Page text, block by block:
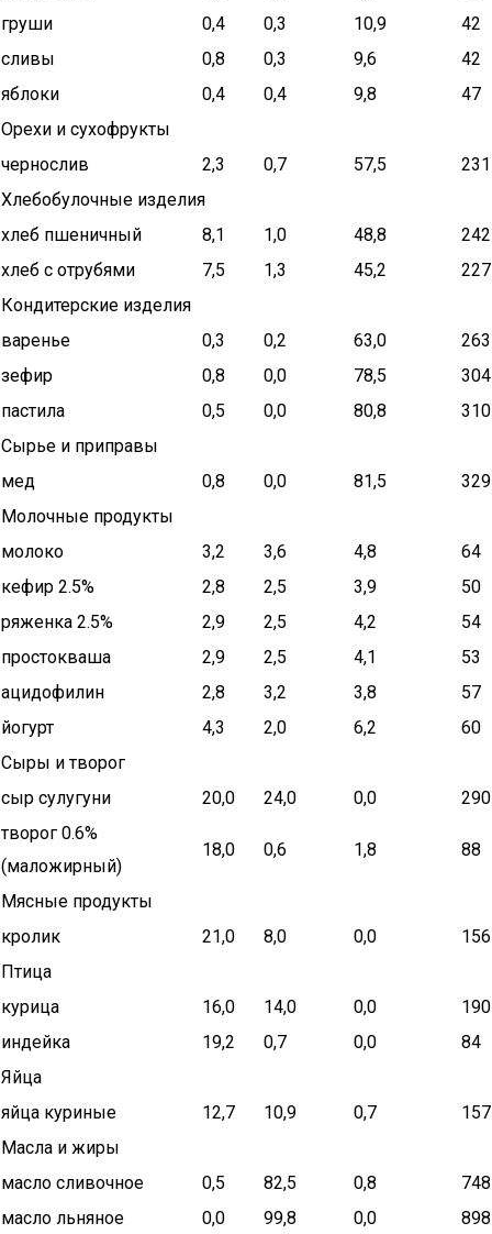
груши
0,4 0,3 10,9
42
сливы
0,8 0,3 9,6
42
яблоки
0,4 0,4 9,8
47
Орехи и сухофрукты
чернослив
2,3 0,7 57,5
231
Хлебобулочные изделия
хлеб пшеничный
8,1 1,0 48,8
242
хлеб с отрубями
7,5 1,3 45,2
227
Кондитерские изделия
варенье
0,3 0,2 63,0
263
зефир
0,8 0,0 78,5
304
пастила
0,5 0,0 80,8
310
Сырье и приправы
мед
0,8 0,0 81,5
329
Молочные продукты
молоко
3,2 3,6 4,8
64
кефир 2.5%
2,8 2,5 3,9
50
ряженка 2.5%
2,9 2,5 4,2
54
простокваша
2,9 2,5 4,1
53
ацидофилин
2,8 3,2 3,8
57
йогурт
4,3 2,0 6,2
60
Сыры и творог
сыр сулугуни
20,0 24,0 0,0
290
творог 0.6%
(маложирный)
18,0 0,6 1,8 88
Мясные продукты
кролик
21,0 8,0 0,0
156
Птица
курица
16,0 14,0 0,0
190
индейка
19,2 0,7 0,0
84
Яйца
яйца куриные
12,7 10,9 0,7
157
Масла и жиры
масло сливочное
0,5 82,5 0,8
748
масло льняное
0,0 99,8 0,0 898